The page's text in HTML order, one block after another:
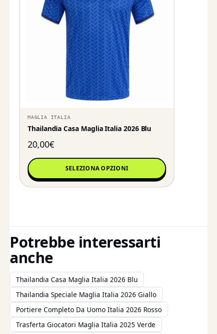
MAGLIA ITALIA
Thailandia Casa Maglia Italia 2026 Blu
20,00€
SELEZIONA OPZIONI
Potrebbe interessarti
anche
Thailandia Casa Maglia Italia 2026 Blu
Thailandia Speciale Maglia Italia 2026 Giallo
Portiere Completo Da Uomo Italia 2026 Rosso
Trasferta Giocatori Maglia Italia 2025 Verde